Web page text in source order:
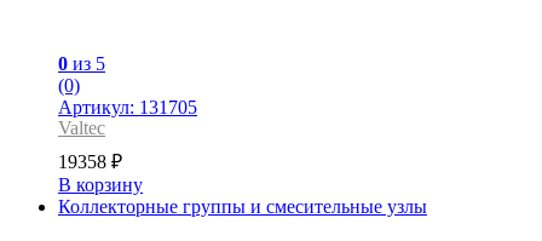
0 из 5
(0)
Артикул: 131705
Valtec
19358 ₽
В корзину
Коллекторные группы и смесительные узлы